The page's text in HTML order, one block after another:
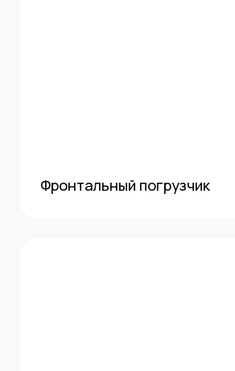
Фронтальный погрузчик